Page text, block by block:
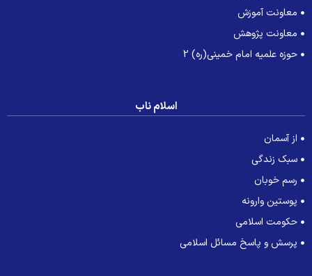
معاونت آموزش
معاونت پژوهش
حوزه علمیه امام خمینی(ره) 2
اسلام ناب
از آسمان
سبک زندگی
رسم خوبان
پوستین وارونه
حکومت اسلامی
پرسش و پاسخ مسائل اسلامی